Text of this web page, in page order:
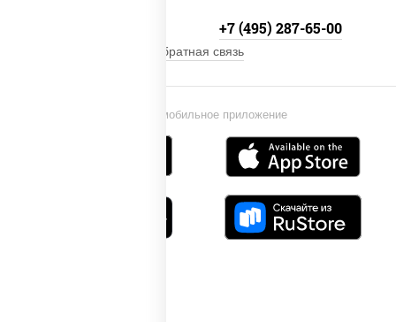
Установи мобильное приложение
+7 (495) 287-65-00
Обратная связь